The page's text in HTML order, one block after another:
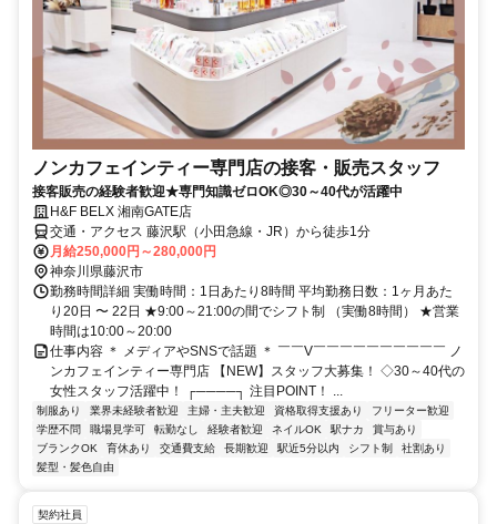
ノンカフェインティー専門店の接客・販売スタッフ
接客販売の経験者歓迎★専門知識ゼロOK◎30～40代が活躍中
H&F BELX 湘南GATE店
交通・アクセス 藤沢駅（小田急線・JR）から徒歩1分
月給250,000円～280,000円
神奈川県藤沢市
勤務時間詳細 実働時間：1日あたり8時間 平均勤務日数：1ヶ月あた
り20日 〜 22日 ★9:00～21:00の間でシフト制 （実働8時間） ★営業
時間は10:00～20:00
仕事内容 ＊ メディアやSNSで話題 ＊ ￣￣V￣￣￣￣￣￣￣￣￣￣ ノ
ンカフェインティー専門店 【NEW】スタッフ大募集！ ◇30～40代の
女性スタッフ活躍中！ ┌────┐ 注目POINT！ ...
制服あり 業界未経験者歓迎 主婦・主夫歓迎 資格取得支援あり
フリーター歓迎
学歴不問
職場見学可 転勤なし 経験者歓迎 ネイルOK 駅ナカ
賞与あり
ブランクOK
育休あり 交通費支給 長期歓迎 駅近5分以内 シフト制
社割あり
髪型・髪色自由
契約社員